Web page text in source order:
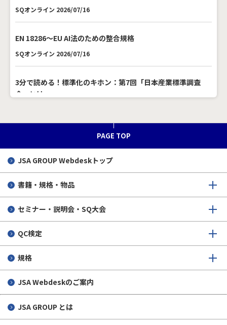
SQオンライン 2026/07/16
EN 18286～EU AI法のための整合規格
SQオンライン 2026/07/16
3分で読める！標準化のキホン：第7回「日本産業標準調査
会」とは
JIS正誤票 発行のお知らせ
JIS情報 2026/07/15
SQオンライン 2026/07/13
PAGE TOP
JSA GROUP Webdeskトップ
書籍・規格・物品
セミナー・説明会・SQ大会
QC検定
規格
JSA Webdeskのご案内
JSA GROUP とは